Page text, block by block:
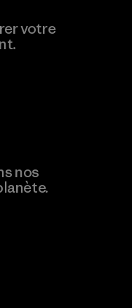
votre
nos